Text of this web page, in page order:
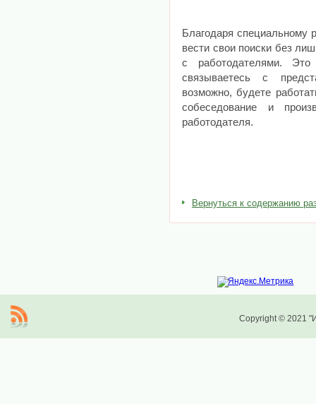
Благодаря специальному
вести свои поиски без
с работодателями.
связываетесь с
возможно, будете
собеседование и
работодателя.
Вернуться к содержанию
Copyright © 2021